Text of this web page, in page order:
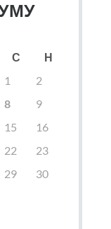
С
Н
1
2
8
9
15
16
22
23
29
30